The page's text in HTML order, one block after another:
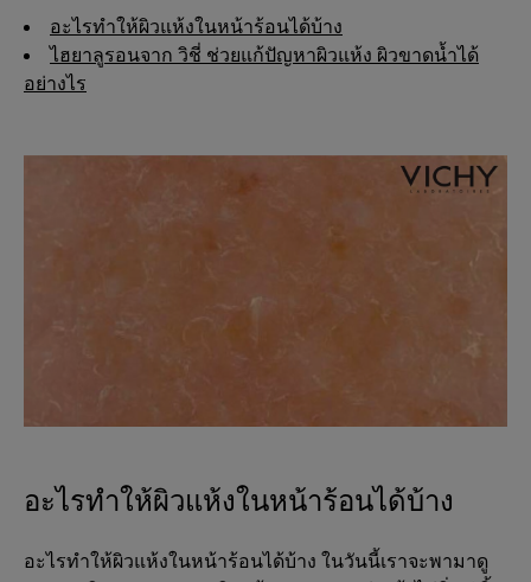
อะไรทำให้ผิวแห้งในหน้าร้อนได้บ้าง
ไฮยาลูรอนจาก วิชี่ ช่วยแก้ปัญหาผิวแห้ง ผิวขาดน้ำได้
อย่างไร
อะไรทำให้ผิวแห้งในหน้าร้อนได้บ้าง
อะไรทำให้ผิวแห้งในหน้าร้อนได้บ้าง ในวันนี้เราจะพามาดู